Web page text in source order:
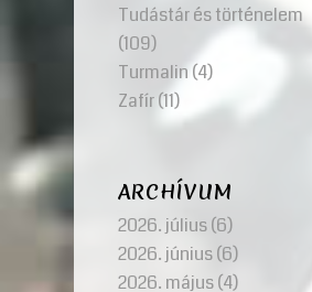
Tudástár és történelem
(109)
Turmalin (4)
Zafír(11)
ARCHÍVUM
2026. július(6)
2026. június(6)
2026. május(4)